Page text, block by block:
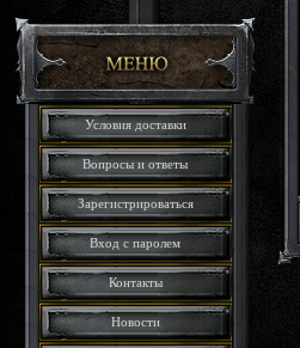
Условия доставки
Вопросы и ответы
Зарегистрироваться
Вход с паролем
Контакты
Новости